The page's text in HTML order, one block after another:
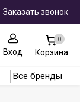
Заказать звонок
Вход
0
Корзина
Все бренды